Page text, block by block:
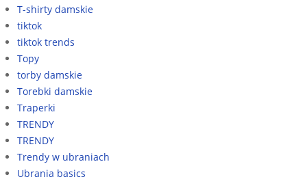
T-shirty damskie
tiktok
tiktok trends
Topy
torby damskie
Torebki damskie
Traperki
TRENDY
TRENDY
Trendy w ubraniach
Ubrania basics